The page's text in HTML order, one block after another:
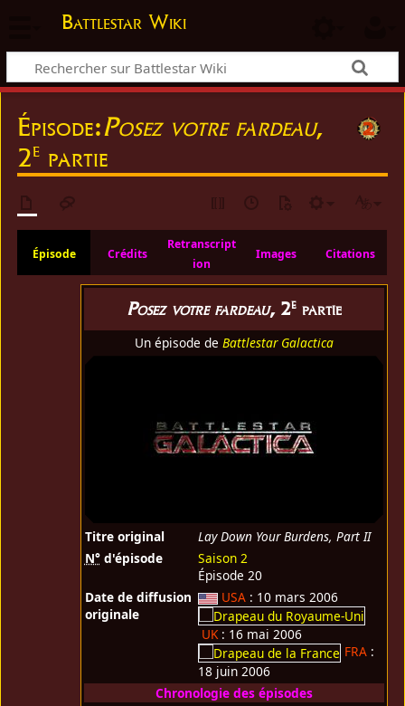
Battlestar Wiki
Épisode:Posez votre fardeau,
2e partie
Épisode Crédits
Retranscript
ion
Images Citations
Posez votre fardeau, 2epartie
Un épisode de Battlestar Galactica
Titre original
Lay Down Your Burdens, Part II
N°d'épisode
Saison 2
Épisode 20
Date de diffusion
originale
USA: 10 mars 2006
UK: 16 mai 2006
FRA:
18 juin 2006
Chronologie des épisodes